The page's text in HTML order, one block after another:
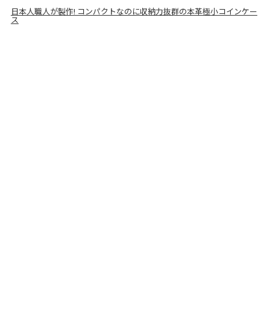
日本人職人が製作! コンパクトなのに収納力抜群の本革極小コインケー
ス